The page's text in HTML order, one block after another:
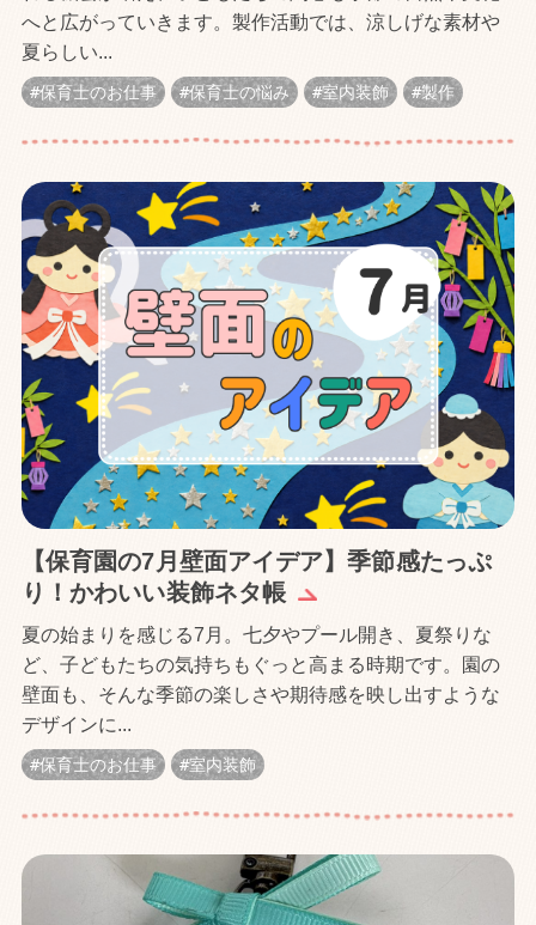
へと広がっていきます。製作活動では、涼しげな素材や
夏らしい...
保育士のお仕事 保育士の悩み 室内装飾 製作
【保育園の7月壁面アイデア】季節感たっぷ
り！かわいい装飾ネタ帳
夏の始まりを感じる7月。七夕やプール開き、夏祭りな
ど、子どもたちの気持ちもぐっと高まる時期です。園の
壁面も、そんな季節の楽しさや期待感を映し出すような
デザインに...
保育士のお仕事 室内装飾